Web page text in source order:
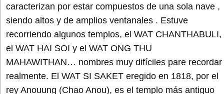
caracterizan por estar compuestos de una sola nave ,
siendo altos y de amplios ventanales . Estuve
recorriendo algunos templos, el WAT CHANTHABULI,
el WAT HAI SOI y el WAT ONG THU
MAHAWITHAN… nombres muy difíciles pare recordar
realmente. El WAT SI SAKET eregido en 1818, por el
rey Anouung (Chao Anou), es el templo más antiguo